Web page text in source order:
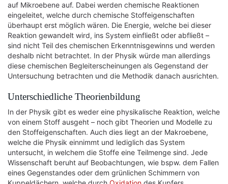
auf Mikroebene auf. Dabei werden chemische Reaktionen
eingeleitet, welche durch chemische Stoffeigenschaften
überhaupt erst möglich wären. Die Energie, welche bei dieser
Reaktion gewandelt wird, ins System einfließt oder abfließt –
sind nicht Teil des chemischen Erkenntnisgewinns und werden
deshalb nicht betrachtet. In der Physik würde man allerdings
diese chemischen Begleiterscheinungen als Gegenstand der
Untersuchung betrachten und die Methodik danach ausrichten.
Unterschiedliche Theorienbildung
In der Physik gibt es weder eine physikalische Reaktion, welche
von einem Stoff ausgeht – noch gibt Theorien und Modelle zu
den Stoffeigenschaften. Auch dies liegt an der Makroebene,
welche die Physik einnimmt und lediglich das System
untersucht, in welchem die Stoffe eine Teilmenge sind. Jede
Wissenschaft beruht auf Beobachtungen, wie bspw. dem Fallen
eines Gegenstandes oder dem grünlichen Schimmern von